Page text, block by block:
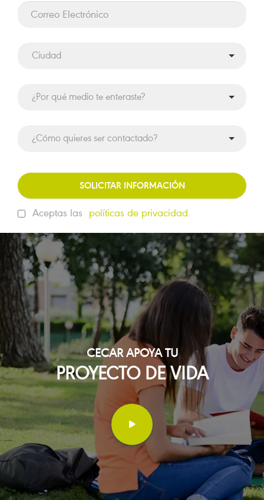
SOLICITAR INFORMACIÓN
Aceptas las políticas de privacidad.
CECAR APOYA TU
PROYECTO DE VIDA